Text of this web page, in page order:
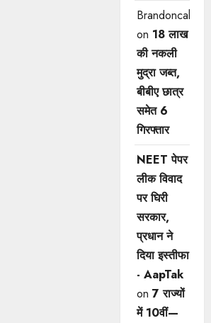
Brandoncah
on 18 लाख
की नकली
मुद्रा जब्त,
बीबीए छात्र
समेत 6
गिरफ्तार
NEET पेपर
लीक विवाद
पर घिरी
सरकार,
प्रधान ने
दिया इस्तीफा
- AapTak
on 7 राज्यों
में 10वीं—